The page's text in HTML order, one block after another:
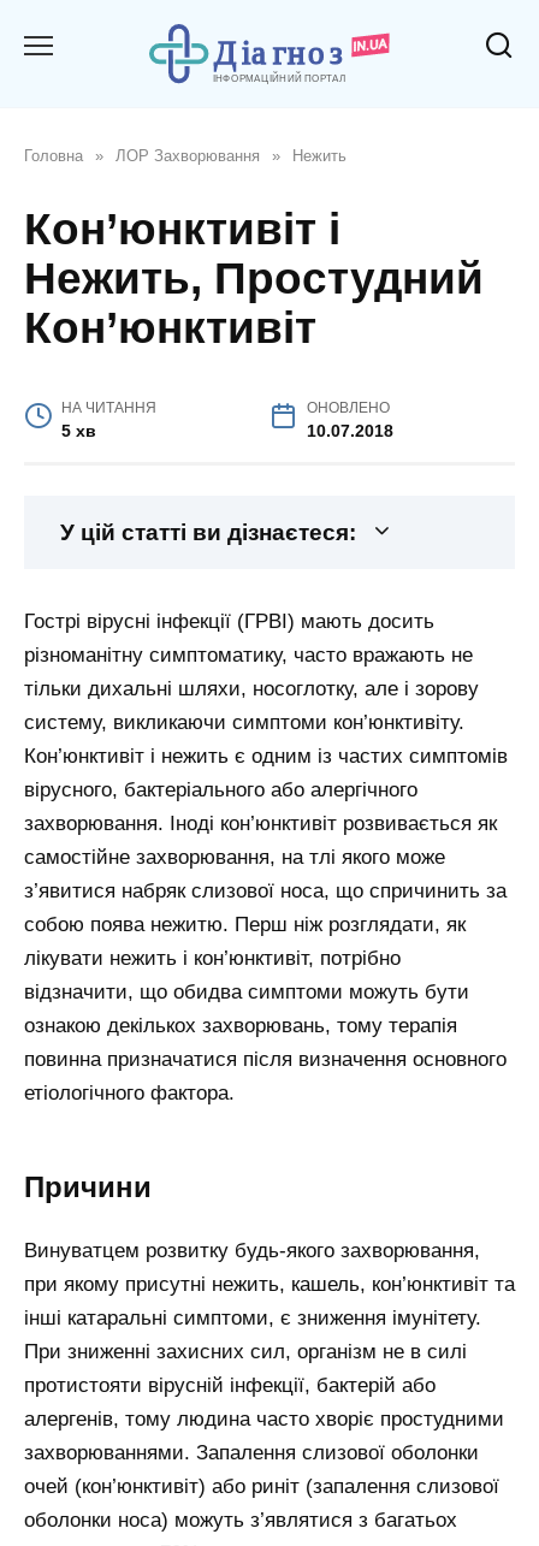
Головна » ЛОР Захворювання » Нежить
Кон’юнктивіт і
Нежить, Простудний
Кон’юнктивіт
НА ЧИТАННЯ
5 хв
ОНОВЛЕНО
10.07.2018
У цій статті ви дізнаєтеся:
Гострі вірусні інфекції (ГРВІ) мають досить
різноманітну симптоматику, часто вражають не
тільки дихальні шляхи, носоглотку, але і зорову
систему, викликаючи симптоми кон’юнктивіту.
Кон’юнктивіт і нежить є одним із частих симптомів
вірусного, бактеріального або алергічного
захворювання. Іноді кон’юнктивіт розвивається як
самостійне захворювання, на тлі якого може
з’явитися набряк слизової носа, що спричинить за
собою поява нежитю. Перш ніж розглядати, як
лікувати нежить і кон’юнктивіт, потрібно
відзначити, що обидва симптоми можуть бути
ознакою декількох захворювань, тому терапія
повинна призначатися після визначення основного
етіологічного фактора.
Причини
Винуватцем розвитку будь-якого захворювання,
при якому присутні нежить, кашель, кон’юнктивіт та
інші катаральні симптоми, є зниження імунітету.
При зниженні захисних сил, організм не в силі
протистояти вірусній інфекції, бактерій або
алергенів, тому людина часто хворіє простудними
захворюваннями. Запалення слизової оболонки
очей (кон’юнктивіт) або риніт (запалення слизової
оболонки носа) можуть з’являтися з багатьох